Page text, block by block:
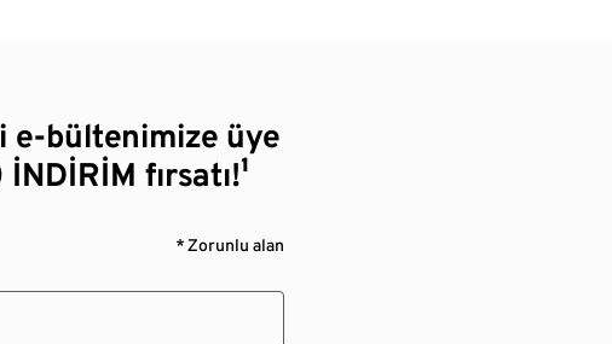
e-bültenimize üye
fırsatı!¹
* Zorunlu alan